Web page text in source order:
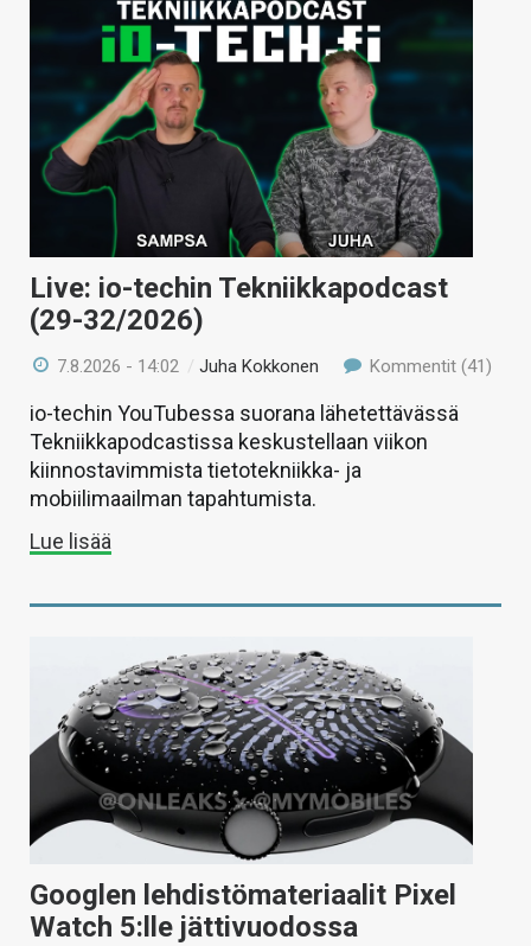
KAUPPA
VAIHDA TEEMA
HAKU
Live: io-techin Tekniikkapodcast
(29-32/2026)
7.8.2026 - 14:02 /Juha Kokkonen Kommentit (41)
io-techin YouTubessa suorana lähetettävässä
Tekniikkapodcastissa keskustellaan viikon
kiinnostavimmista tietotekniikka- ja
mobiilimaailman tapahtumista.
Lue lisää
Googlen lehdistömateriaalit Pixel
Watch 5:lle jättivuodossa